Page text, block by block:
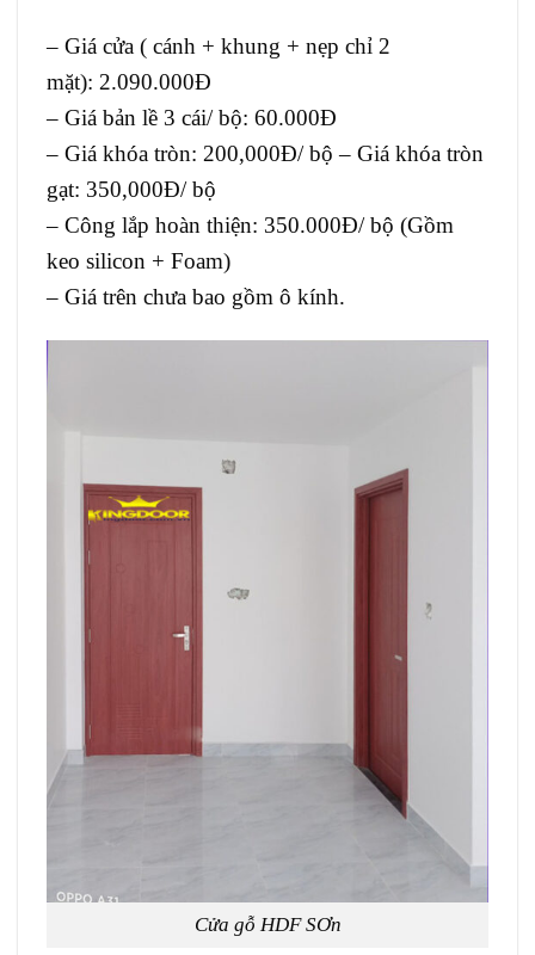
– Giá cửa ( cánh + khung + nẹp chỉ 2
mặt): 2.090.000Đ
– Giá bản lề 3 cái/ bộ: 60.000Đ
– Giá khóa tròn: 200,000Đ/ bộ – Giá khóa tròn
gạt: 350,000Đ/ bộ
– Công lắp hoàn thiện: 350.000Đ/ bộ (Gồm
keo silicon + Foam)
– Giá trên chưa bao gồm ô kính.
Cửa gỗ HDF SƠn